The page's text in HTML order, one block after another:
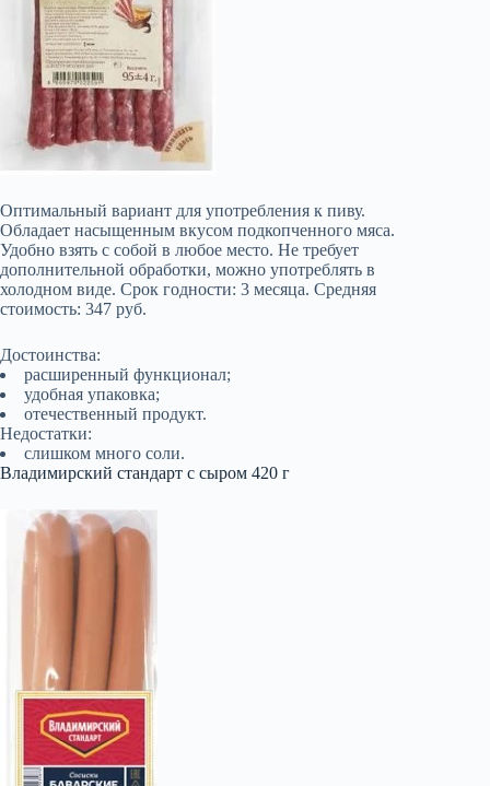
Оптимальный вариант для употребления к пиву.
Обладает насыщенным вкусом подкопченного мяса.
Удобно взять с собой в любое место. Не требует
дополнительной обработки, можно употреблять в
холодном виде. Срок годности: 3 месяца. Средняя
стоимость: 347 руб.
Достоинства:
расширенный функционал;
удобная упаковка;
отечественный продукт.
Недостатки:
слишком много соли.
Владимирский стандарт с сыром 420 г